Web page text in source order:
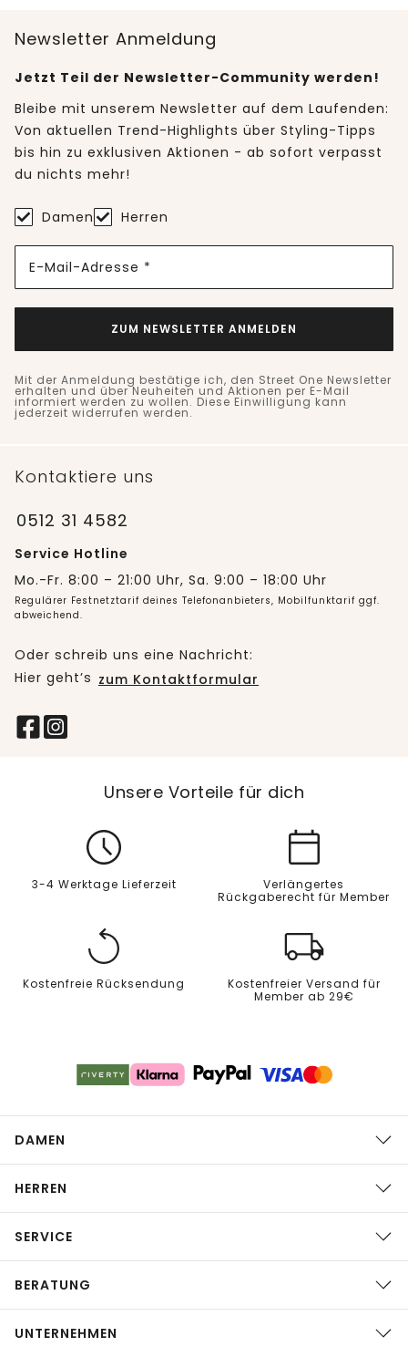
Newsletter Anmeldung
Jetzt Teil der Newsletter-Community werden!
Bleibe mit unserem Newsletter auf dem Laufenden:
Von aktuellen Trend-Highlights über Styling-Tipps
bis hin zu exklusiven Aktionen - ab sofort verpasst
du nichts mehr!
Damen Herren
E-Mail-Adresse *
ZUM NEWSLETTER ANMELDEN
Mit der Anmeldung bestätige ich, den Street One Newsletter
erhalten und über Neuheiten und Aktionen per E-Mail
informiert werden zu wollen. Diese Einwilligung kann
jederzeit widerrufen werden.
Kontaktiere uns
0512 31 4582
Service Hotline
Mo.-Fr. 8:00 – 21:00 Uhr, Sa. 9:00 – 18:00 Uhr
Regulärer Festnetztarif deines Telefonanbieters, Mobilfunktarif ggf.
abweichend.
Oder schreib uns eine Nachricht:
Hier geht’s zum Kontaktformular
Unsere Vorteile für dich
3-4 Werktage Lieferzeit
Verlängertes
Rückgaberecht für Member
Kostenfreie Rücksendung
Kostenfreier Versand für
Member ab 29€
DAMEN
HERREN
SERVICE
BERATUNG
UNTERNEHMEN